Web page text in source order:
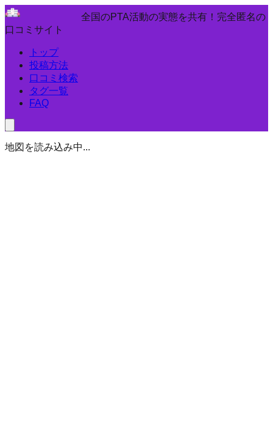
全国のPTA活動の実態を共有！完全匿名の
口コミサイト
トップ
投稿方法
口コミ検索
タグ一覧
FAQ
地図を読み込み中...